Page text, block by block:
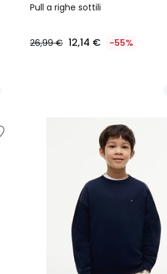
Pull a righe sottili
26,99 € 12,14 € -55%
Colori